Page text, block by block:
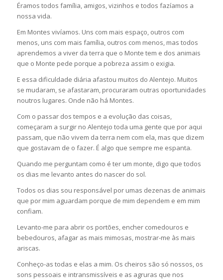
Éramos todos família, amigos, vizinhos e todos fazíamos a
nossa vida.
Em Montes vivíamos. Uns com mais espaço, outros com
menos, uns com mais família, outros com menos, mas todos
aprendemos a viver da terra que o Monte tem e dos animais
que o Monte pede porque a pobreza assim o exigia.
E essa dificuldade diária afastou muitos do Alentejo. Muitos
se mudaram, se afastaram, procuraram outras oportunidades
noutros lugares. Onde não há Montes.
Com o passar dos tempos e a evolução das coisas,
começaram a surgir no Alentejo toda uma gente que por aqui
passam, que não vivem da terra nem com ela, mas que dizem
que gostavam de o fazer. É algo que sempre me espanta.
Quando me perguntam como é ter um monte, digo que todos
os dias me levanto antes do nascer do sol.
Todos os dias sou responsável por umas dezenas de animais
que por mim aguardam porque de mim dependem e em mim
confiam.
Levanto-me para abrir os portões, encher comedouros e
bebedouros, afagar as mais mimosas, mostrar-me às mais
ariscas.
Conheço-as todas e elas a mim. Os cheiros são só nossos, os
sons pessoais e intransmissíveis e as agruras que nos